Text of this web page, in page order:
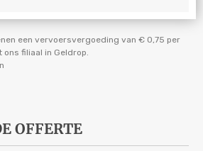
een vervoersvergoeding van € 0,75 per
filiaal in Geldrop.
OFFERTE